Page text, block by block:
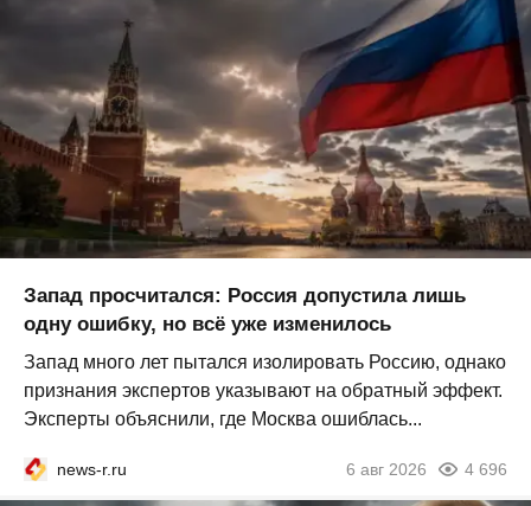
Запад просчитался: Россия допустила лишь
одну ошибку, но всё уже изменилось
Запад много лет пытался изолировать Россию, однако
признания экспертов указывают на обратный эффект.
Эксперты объяснили, где Москва ошиблась...
news-r.ru 6 авг 2026 4 696